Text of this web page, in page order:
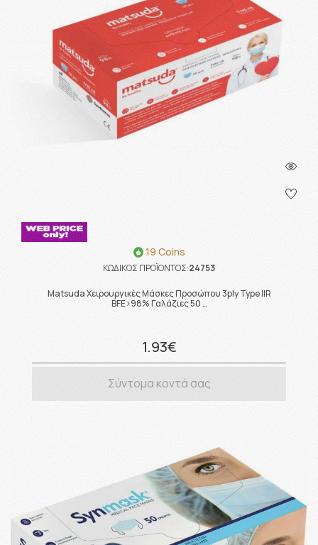
19 Coins
ΚΩΔΙΚΟΣ ΠΡΟΪΟΝΤΟΣ:24753
Matsuda Χειρουργικές Μάσκες Προσώπου 3ply Type IIR
BFE>98% Γαλάζιες 50 …
1.93€
Σύντομα κοντά σας